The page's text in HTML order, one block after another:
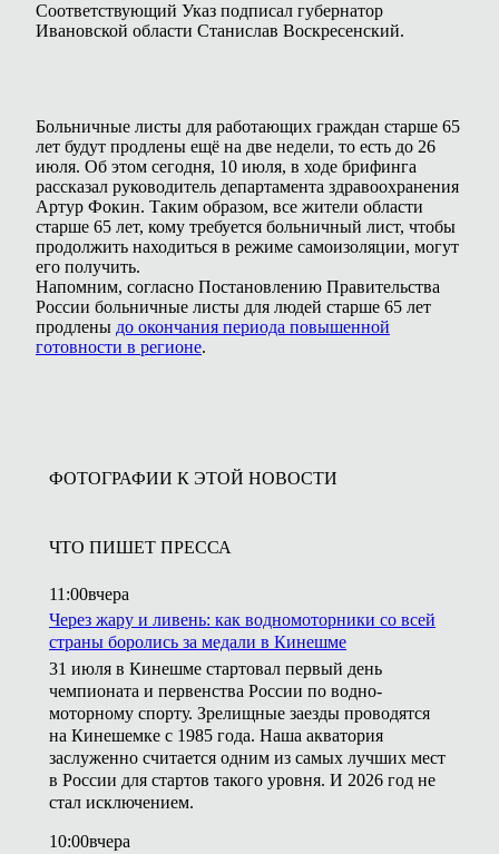
Соответствующий Указ подписал губернатор
Ивановской области Станислав Воскресенский.
Больничные листы для работающих граждан старше 65
лет будут продлены ещё на две недели, то есть до 26
июля. Об этом сегодня, 10 июля, в ходе брифинга
рассказал руководитель департамента здравоохранения
Артур Фокин. Таким образом, все жители области
старше 65 лет, кому требуется больничный лист, чтобы
продолжить находиться в режиме самоизоляции, могут
его получить.
Напомним, согласно Постановлению Правительства
России больничные листы для людей старше 65 лет
продлены до окончания периода повышенной
готовности в регионе.
ФОТОГРАФИИ К ЭТОЙ НОВОСТИ
ЧТО ПИШЕТ ПРЕССА
11:00вчера
Через жару и ливень: как водномоторники со всей
страны боролись за медали в Кинешме
31 июля в Кинешме стартовал первый день
чемпионата и первенства России по водно-
моторному спорту. Зрелищные заезды проводятся
на Кинешемке с 1985 года. Наша акватория
заслуженно считается одним из самых лучших мест
в России для стартов такого уровня. И 2026 год не
стал исключением.
10:00вчера